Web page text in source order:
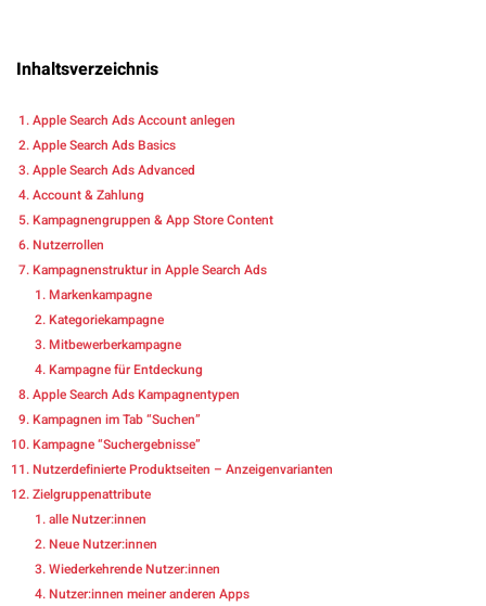
Inhaltsverzeichnis
Apple Search Ads Account anlegen
Apple Search Ads Basics
Apple Search Ads Advanced
Account & Zahlung
Kampagnengruppen & App Store Content
Nutzerrollen
Kampagnenstruktur in Apple Search Ads
Markenkampagne
Kategoriekampagne
Mitbewerberkampagne
Kampagne für Entdeckung
Apple Search Ads Kampagnentypen
Kampagnen im Tab “Suchen”
Kampagne “Suchergebnisse”
Nutzerdefinierte Produktseiten – Anzeigenvarianten
Zielgruppenattribute
alle Nutzer:innen
Neue Nutzer:innen
Wiederkehrende Nutzer:innen
Nutzer:innen meiner anderen Apps